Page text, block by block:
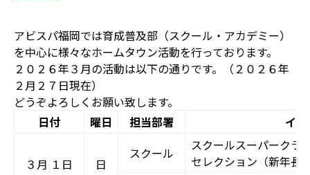
アビスパ福岡では育成普及部（スクール・アカデミー）
を中心に様々なホームタウン活動を行っております。
２０２６年３月の活動は以下の通りです。（２０２６年
２月２７日現在）
どうぞよろしくお願い致します。
日付
曜日 担当部署 イ
３月 １日 日
スクール
スクールスーパークラ
セレクション（新年長